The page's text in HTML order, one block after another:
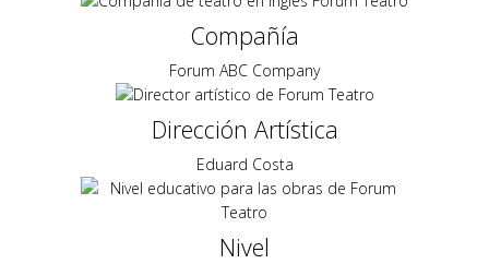
Compañía
Forum ABC Company
Dirección Artística
Eduard Costa
Nivel